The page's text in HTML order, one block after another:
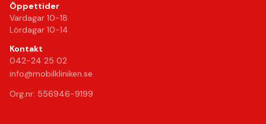
Öppettider
Vardagar 10-18
Lördagar 10-14
Kontakt
042-24 25 02
info@mobilkliniken.se
Org.nr: 556946-9199